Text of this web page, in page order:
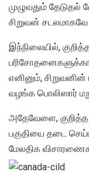
முழுவதும் தேடுதல்
சிறுவன்
இந்நிலையில்,
எனினும்,
வழங்க பொலிஸார்
அதேவேளை,
பகுதியை தடை
மேலதிக